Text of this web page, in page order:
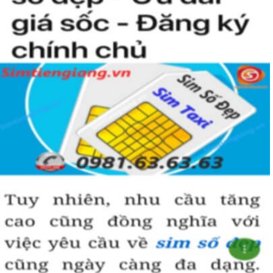
Simtiengiang.vn.
Sim Tiền Giang là đơn vị cung cấp sim số đẹp lục quý 9, sim giá rẻ
uy tín chất lượng.
Chọn mua sim số đẹp thường mất nhiều thời gian ở khoản lựa số,
một số phải vừa đẹp, vừa tốt về phong thủy thì mới là sim hoàn
hảo. Vậy phải làm sao?
- Cách nhanh nhất để chọn mua được sim lục quý 9 là bạn vào
trang chủ của Sim Tiền Giang, chọn mục “Sim giảm giá “ ở ngay
đầu trang chủ. Đây là danh sách sim được đại lý giảm giá vì một số
lý do nên bạn có thể chọn mua được số đẹp lại có giá cực rẻ nữa.
Ngoài ra quý khách chưa ưng ý về sim luc quy 9 có cũng thể tham
khảo thêm Sim Vinaphone,Sim Gmobile, Sim Lục Quý,Sim Năm
Sinh..